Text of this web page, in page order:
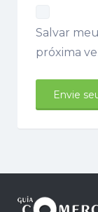
Salvar
próxima